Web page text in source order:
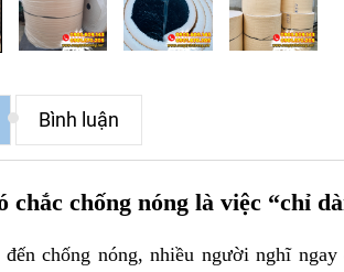
Bình luận
chắc chống nóng là việc “chỉ
chống nóng, nhiều người nghĩ